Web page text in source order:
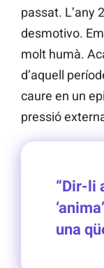
passat. L’any
desmotivo.
molt humà.
d’aquell
caure en un
pressió
“Dir-li
una